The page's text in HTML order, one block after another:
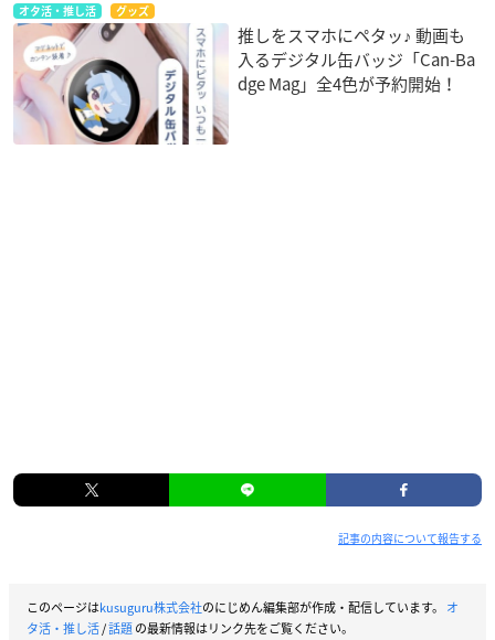
オタ活・推し活 グッズ
推しをスマホにペタッ♪ 動画も
入るデジタル缶バッジ「Can-Ba
dge Mag」全4色が予約開始！
記事の内容について報告する
このページはkusuguru株式会社のにじめん編集部が作成・配信しています。 オ
タ活・推し活/話題の最新情報はリンク先をご覧ください。